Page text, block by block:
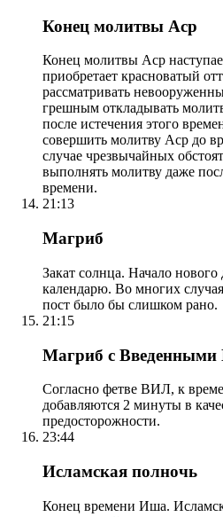
Конец молитвы Аср
Конец молитвы Аср
приобретает красноватый
рассматривать
грешным откладывать
после истечения этого
совершить молитву Аср до
случае чрезвычайных
выполнять молитву даже
времени.
21:13
Магриб
Закат солнца. Начало
календарю. Во многих
пост было бы слишком рано.
21:15
Магриб с Введенными
Согласно фетве ВИЛ, к
добавляются 2 минуты в
предосторожности.
23:44
Исламская полночь
Конец времени Иша.